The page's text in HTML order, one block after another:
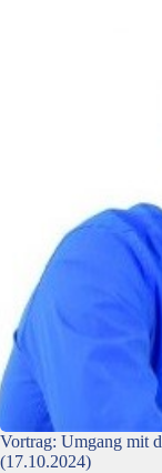
Vortrag: Umgang mit
(17.10.2024)